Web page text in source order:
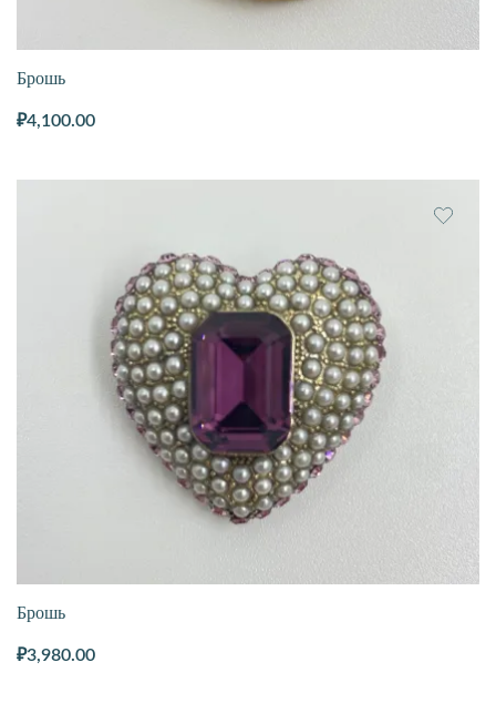
Брошь
₽4,100.00
Брошь
₽3,980.00